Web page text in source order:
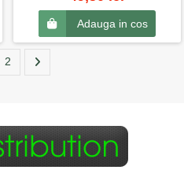
Adauga in cos
2